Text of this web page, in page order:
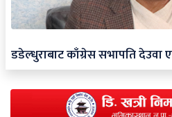
डडेल्धुराबाट काँग्रेस सभापति